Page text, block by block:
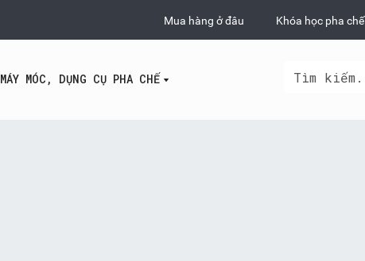
Mua hàng ở đâu Khóa học pha chế
MÁY MÓC, DỤNG CỤ PHA CHẾ